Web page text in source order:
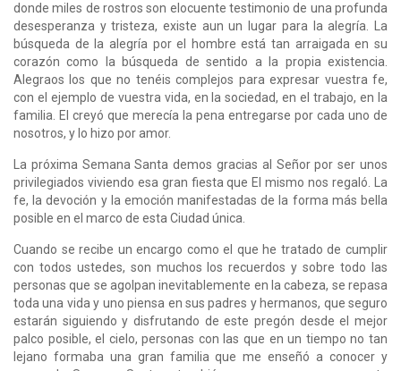
donde miles de rostros son elocuente testimonio de una profunda
desesperanza y tristeza, existe aun un lugar para la alegría. La
búsqueda de la alegría por el hombre está tan arraigada en su
corazón como la búsqueda de sentido a la propia existencia.
Alegraos los que no tenéis complejos para expresar vuestra fe,
con el ejemplo de vuestra vida, en la sociedad, en el trabajo, en la
familia. El creyó que merecía la pena entregarse por cada uno de
nosotros, y lo hizo por amor.
La próxima Semana Santa demos gracias al Señor por ser unos
privilegiados viviendo esa gran fiesta que El mismo nos regaló. La
fe, la devoción y la emoción manifestadas de la forma más bella
posible en el marco de esta Ciudad única.
Cuando se recibe un encargo como el que he tratado de cumplir
con todos ustedes, son muchos los recuerdos y sobre todo las
personas que se agolpan inevitablemente en la cabeza, se repasa
toda una vida y uno piensa en sus padres y hermanos, que seguro
estarán siguiendo y disfrutando de este pregón desde el mejor
palco posible, el cielo, personas con las que en un tiempo no tan
lejano formaba una gran familia que me enseñó a conocer y